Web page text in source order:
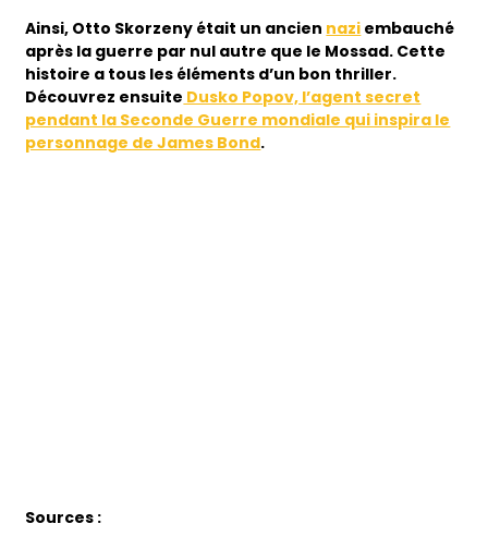
Ainsi, Otto Skorzeny était un ancien nazi embauché
après la guerre par nul autre que le Mossad. Cette
histoire a tous les éléments d’un bon thriller.
Découvrez ensuite Dusko Popov, l’agent secret
pendant la Seconde Guerre mondiale qui inspira le
personnage de James Bond.
Sources :